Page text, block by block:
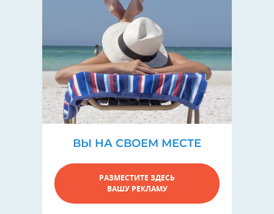
ВЫ НА СВОЕМ МЕСТЕ
РАЗМЕСТИТЕ ЗДЕСЬ
ВАШУ РЕКЛАМУ